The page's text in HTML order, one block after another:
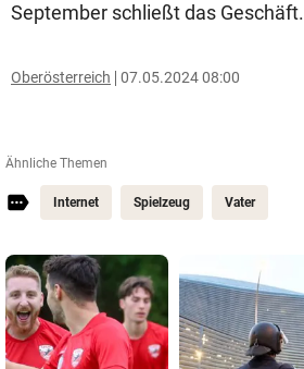
September schließt das Geschäft.
Oberösterreich 07.05.2024 08:00
Ähnliche Themen
Internet Spielzeug Vater